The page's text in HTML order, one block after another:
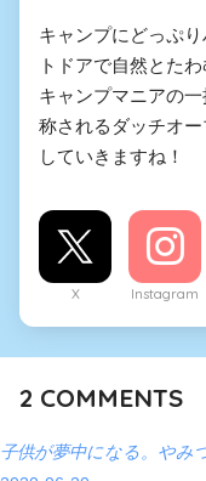
キャンプにどっぷ
トドアで自然とた
キャンプマニアの
称されるダッチオ
していきますね！
X Instagram
2 COMMENTS
子供が夢中になる。やみ